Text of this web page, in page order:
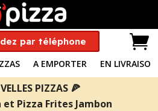
par téléphone 
A EMPORTER EN LIVRAISON
PIZZAS 🍕
et Pizza Frites Jambon